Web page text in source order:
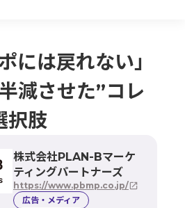
には戻れない」
減させた”コレ
択肢
株式会社PLAN-Bマーケ
ティングパートナーズ
https://www.pbmp.co.jp/ open_in_new
広告・メディア